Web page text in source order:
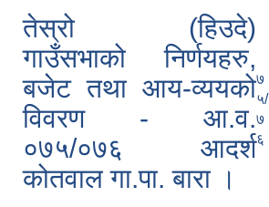
तेस्रो (हिउदे)
गाउँसभाको निर्णयहरु,
बजेट तथा आय-व्ययको
विवरण - आ.व.
०७५/०७६ आदर्श
कोतवाल गा.पा. बारा ।
७
५/
७
६